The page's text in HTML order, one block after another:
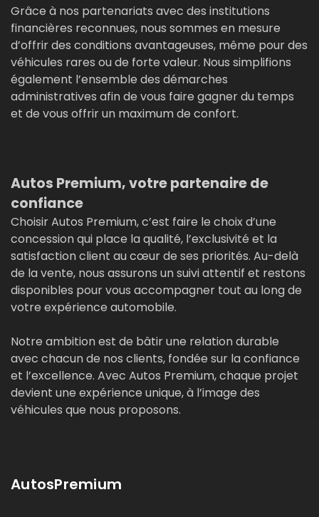
Grâce à nos partenariats avec des institutions
financières reconnues, nous sommes en mesure
d’offrir des conditions avantageuses, même pour des
véhicules rares ou de forte valeur. Nous simplifions
également l’ensemble des démarches
administratives afin de vous faire gagner du temps
et de vous offrir un maximum de confort.
Autos Premium, votre partenaire de
confiance
Choisir Autos Premium, c’est faire le choix d’une
concession qui place la qualité, l’exclusivité et la
satisfaction client au cœur de ses priorités. Au-delà
de la vente, nous assurons un suivi attentif et restons
disponibles pour vous accompagner tout au long de
votre expérience automobile.
Notre ambition est de bâtir une relation durable
avec chacun de nos clients, fondée sur la confiance
et l’excellence. Avec Autos Premium, chaque projet
devient une expérience unique, à l’image des
véhicules que nous proposons.
AutosPremium